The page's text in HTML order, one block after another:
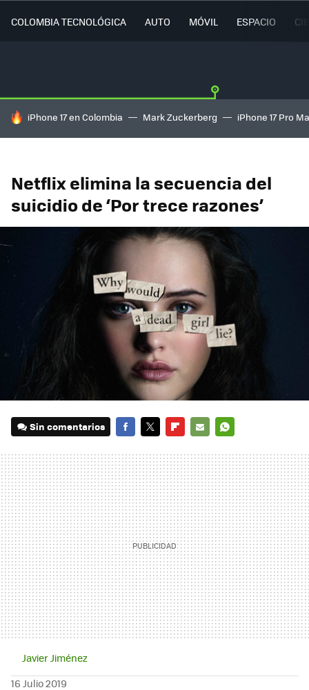
COLOMBIA TECNOLÓGICA AUTO MÓVIL ESPACIO
HOY SE HABLA DE
iPhone 17 en Colombia Mark Zuckerberg iPhone 17 Pro
Netflix elimina la secuencia del
suicidio de ‘Por trece razones’
Sin comentarios
MAIL
Javier Jiménez
16 Julio 2019